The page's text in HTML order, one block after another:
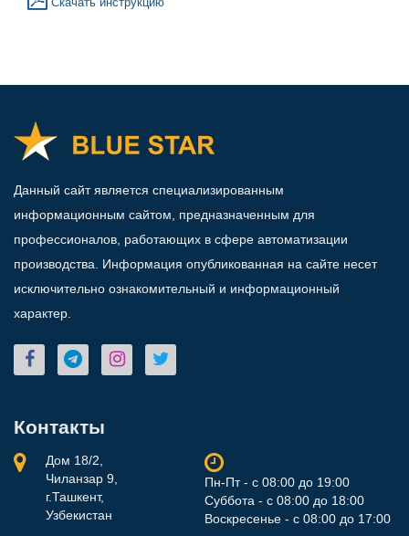
Данный сайт является специализированным
информационным сайтом, предназначенным для
профессионалов, работающих в сфере автоматизации
производства. Информация опубликованная на сайте несет
исключительно ознакомительный и информационный
характер.
Контакты
Дом 18/2,
Чиланзар 9,
г.Ташкент,
Узбекистан
Пн-Пт - с 08:00 до 19:00
Суббота - с 08:00 до 18:00
Воскресенье - с 08:00 до 17:00